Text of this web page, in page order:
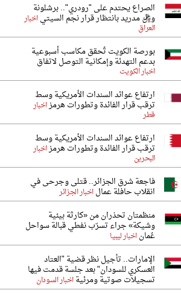
الصراع يحتدم على "رودري".. برشلونة
وريال مدريد بانتظار قرار نجم السيتياخبار
العراق
بورصة الكويت تُحقق مكاسب أسبوعية
بدعم التهدئة وإمكانية التوصل لاتفاق
اخبار الكويت
ارتفاع عوائد السندات الأمريكية وسط
ترقب قرار الفائدة وتطورات هرمزاخبار
قطر
ارتفاع عوائد السندات الأمريكية وسط
ترقب قرار الفائدة وتطورات هرمزاخبار
البحرين
فاجعة شرق الجزائر.. قتلى وجرحى في
انقلاب حافلة عمالاخبار الجزائر
منظمتان تحذران من «كارثة بيئية
وشيكة» جراء تسرّب نفطي قبالة سواحل
عُماناخبار ليبيا
الإمارات.. تأجيل نظر قضية "العتاد
العسكري للسودان" بعد جلسة قدمت فيها
تسجيلات صوتية ومرئيةاخبار السودان